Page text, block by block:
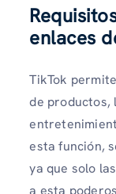
enlaces
TikTok
de productos,
esta función,
ya que solo
a esta